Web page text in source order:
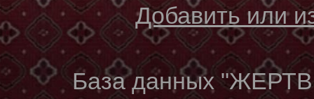
Добавить или
База данных